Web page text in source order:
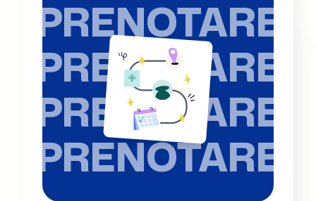
PRENOTARE
PRENOTARE
PRENOTARE
PRENOTARE